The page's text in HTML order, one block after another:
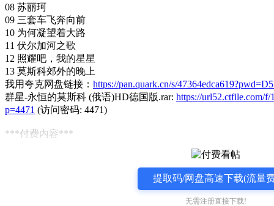
08 苏丽珂
09 三套车飞奔向前
10 为何凝望着大路
11 伏尔加河之歌
12 照耀吧，我的星星
13 莫斯科郊外的晚上
我用夸克网盘链接： https://pan.quark.cn/s/
群星-永恒的莫斯科 (俄语)HD德国版.rar: https://url52.ctfile.com/f/
p=4471 (访问密码: 4471)
***付费内容***
提取码/网盘高速下载(流量
无需注册直接下载!